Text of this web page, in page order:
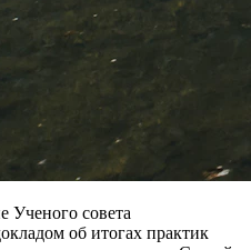
Ученого совета
об итогах практик